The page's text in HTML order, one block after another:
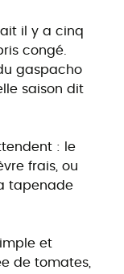
il y a cinq
congé.
gaspacho
saison dit
: le
frais, ou
tapenade
et
de tomates,